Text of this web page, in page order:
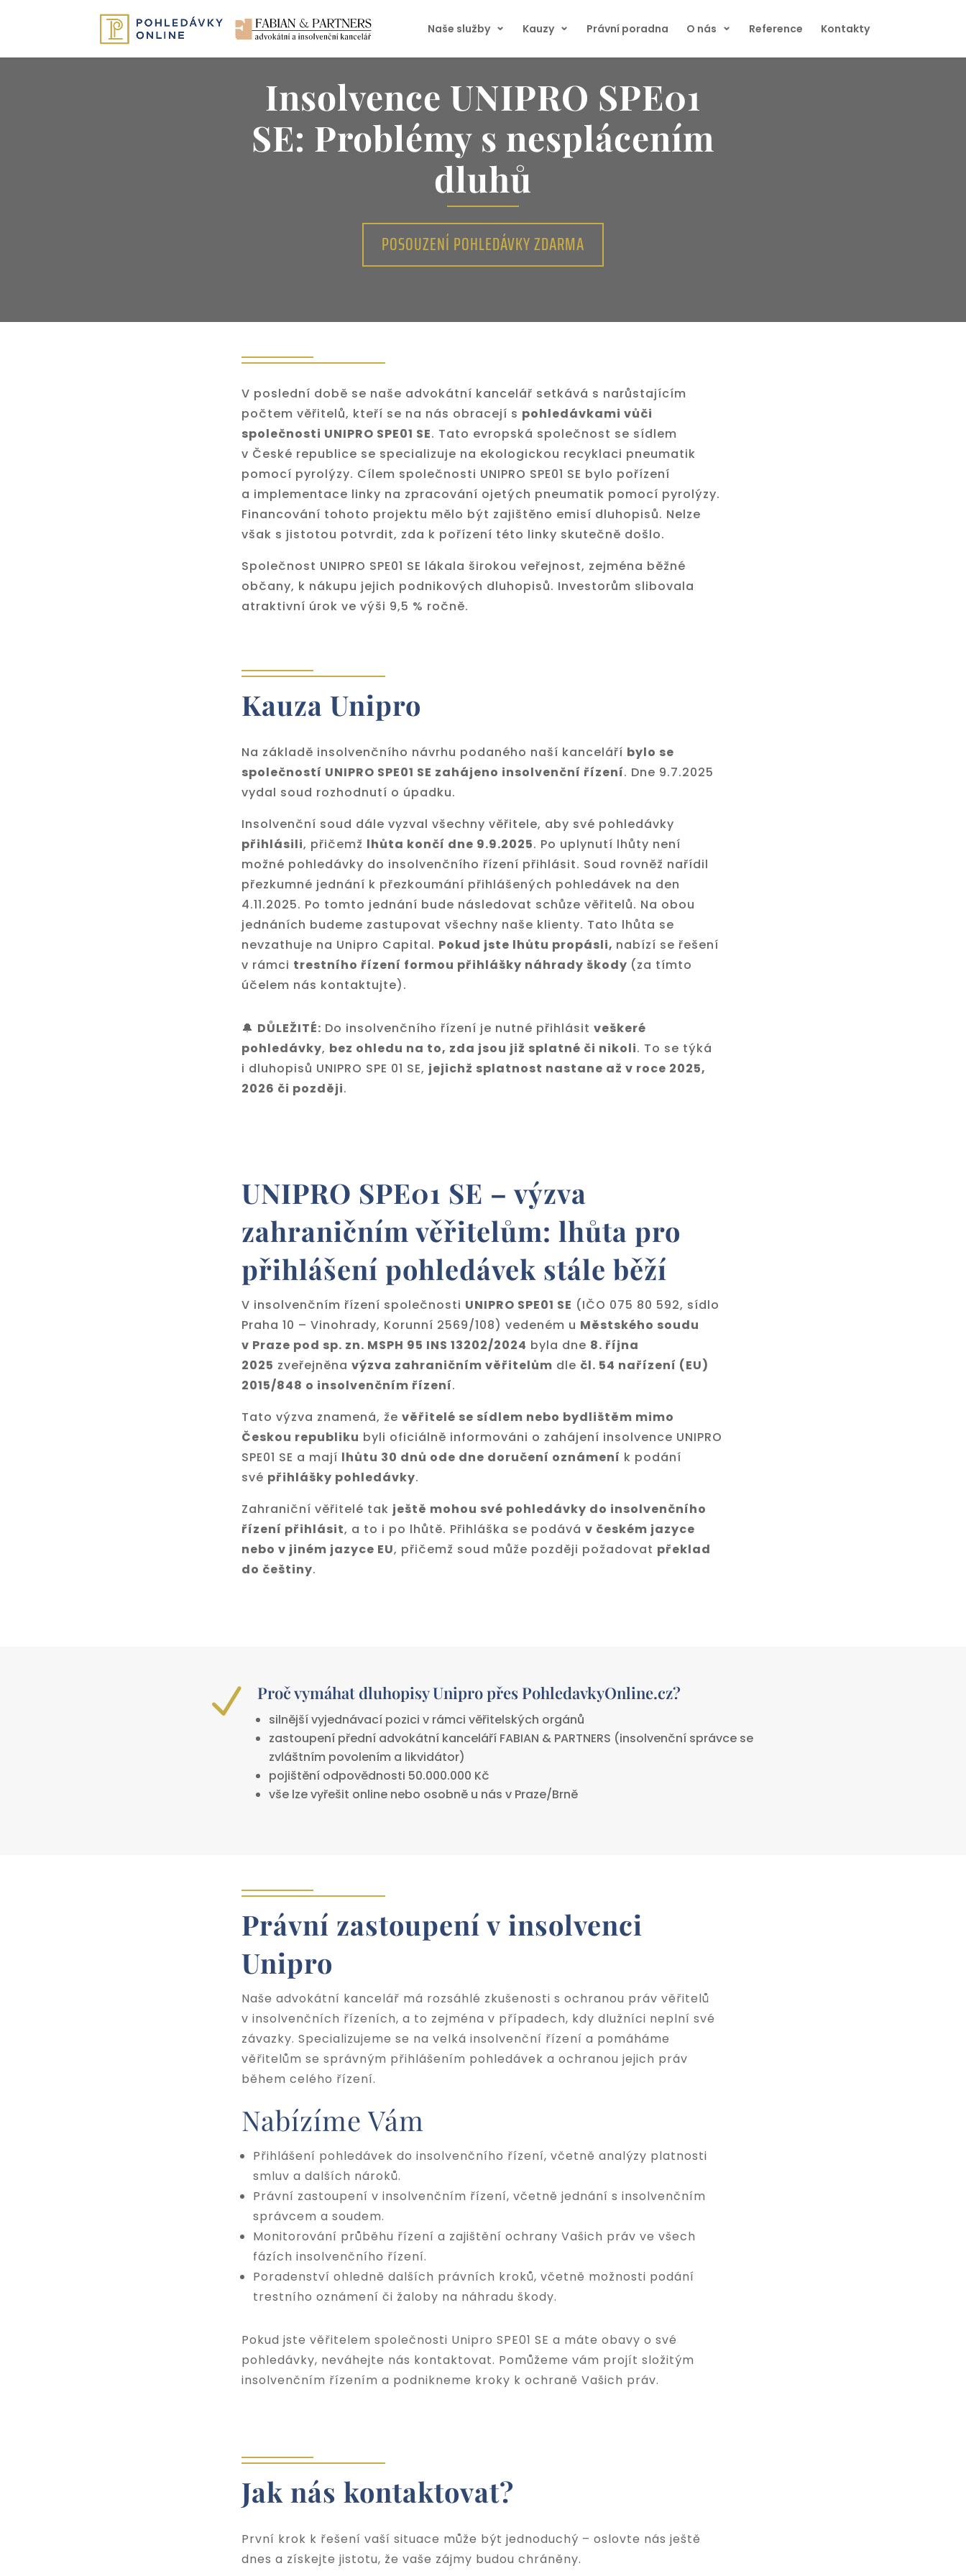
Naše služby Kauzy Právní poradna O nás Reference Kontakty
Insolvence UNIPRO SPE01
SE: Problémy s nesplácením
dluhů
POSOUZENÍ POHLEDÁVKY ZDARMA
V poslední době se naše advokátní kancelář setkává s narůstajícím
počtem věřitelů, kteří se na nás obracejí s pohledávkami vůči
společnosti UNIPRO SPE01 SE. Tato evropská společnost se sídlem
v České republice se specializuje na ekologickou recyklaci pneumatik
pomocí pyrolýzy. Cílem společnosti UNIPRO SPE01 SE bylo pořízení
a implementace linky na zpracování ojetých pneumatik pomocí pyrolýzy.
Financování tohoto projektu mělo být zajištěno emisí dluhopisů. Nelze
však s jistotou potvrdit, zda k pořízení této linky skutečně došlo.
Společnost UNIPRO SPE01 SE lákala širokou veřejnost, zejména běžné
občany, k nákupu jejich podnikových dluhopisů. Investorům slibovala
atraktivní úrok ve výši 9,5 % ročně.
Kauza Unipro
Na základě insolvenčního návrhu podaného naší kanceláří bylo se
společností UNIPRO SPE01 SE zahájeno insolvenční řízení. Dne 9.7.2025
vydal soud rozhodnutí o úpadku.
Insolvenční soud dále vyzval všechny věřitele, aby své pohledávky
přihlásili, přičemž lhůta končí dne 9.9.2025. Po uplynutí lhůty není
možné pohledávky do insolvenčního řízení přihlásit. Soud rovněž nařídil
přezkumné jednání k přezkoumání přihlášených pohledávek na den
4.11.2025. Po tomto jednání bude následovat schůze věřitelů. Na obou
jednáních budeme zastupovat všechny naše klienty. Tato lhůta se
nevzathuje na Unipro Capital. Pokud jste lhůtu propásli, nabízí se řešení
v rámci trestního řízení formou přihlášky náhrady škody (za tímto
účelem nás kontaktujte).
🔔 DŮLEŽITÉ: Do insolvenčního řízení je nutné přihlásit veškeré
pohledávky, bez ohledu na to, zda jsou již splatné či nikoli. To se týká
i dluhopisů UNIPRO SPE 01 SE, jejichž splatnost nastane až v roce 2025,
2026 či později.
UNIPRO SPE01 SE – výzva
zahraničním věřitelům: lhůta pro
přihlášení pohledávek stále běží
V insolvenčním řízení společnosti UNIPRO SPE01 SE (IČO 075 80 592, sídlo
Praha 10 – Vinohrady, Korunní 2569/108) vedeném u Městského soudu
v Praze pod sp. zn. MSPH 95 INS 13202/2024 byla dne 8. října
2025 zveřejněna výzva zahraničním věřitelům dle čl. 54 nařízení (EU)
2015/848 o insolvenčním řízení.
Tato výzva znamená, že věřitelé se sídlem nebo bydlištěm mimo
Českou republiku byli oficiálně informováni o zahájení insolvence UNIPRO
SPE01 SE a mají lhůtu 30 dnů ode dne doručení oznámení k podání
své přihlášky pohledávky.
Zahraniční věřitelé tak ještě mohou své pohledávky do insolvenčního
řízení přihlásit, a to i po lhůtě. Přihláška se podává v českém jazyce
nebo v jiném jazyce EU, přičemž soud může později požadovat překlad
do češtiny.
N Proč vymáhat dluhopisy Unipro přes PohledavkyOnline.cz?
silnější vyjednávací pozici v rámci věřitelských orgánů
zastoupení přední advokátní kanceláří FABIAN & PARTNERS (insolvenční správce se
zvláštním povolením a likvidátor)
pojištění odpovědnosti 50.000.000 Kč
vše lze vyřešit online nebo osobně u nás v Praze/Brně
Právní zastoupení v insolvenci
Unipro
Naše advokátní kancelář má rozsáhlé zkušenosti s ochranou práv věřitelů
v insolvenčních řízeních, a to zejména v případech, kdy dlužníci neplní své
závazky. Specializujeme se na velká insolvenční řízení a pomáháme
věřitelům se správným přihlášením pohledávek a ochranou jejich práv
během celého řízení.
Nabízíme Vám
Přihlášení pohledávek do insolvenčního řízení, včetně analýzy platnosti
smluv a dalších nároků.
Právní zastoupení v insolvenčním řízení, včetně jednání s insolvenčním
správcem a soudem.
Monitorování průběhu řízení a zajištění ochrany Vašich práv ve všech
fázích insolvenčního řízení.
Poradenství ohledně dalších právních kroků, včetně možnosti podání
trestního oznámení či žaloby na náhradu škody.
Pokud jste věřitelem společnosti Unipro SPE01 SE a máte obavy o své
pohledávky, neváhejte nás kontaktovat. Pomůžeme vám projít složitým
insolvenčním řízením a podnikneme kroky k ochraně Vašich práv.
Jak nás kontaktovat?
První krok k řešení vaší situace může být jednoduchý – oslovte nás ještě
dnes a získejte jistotu, že vaše zájmy budou chráněny.